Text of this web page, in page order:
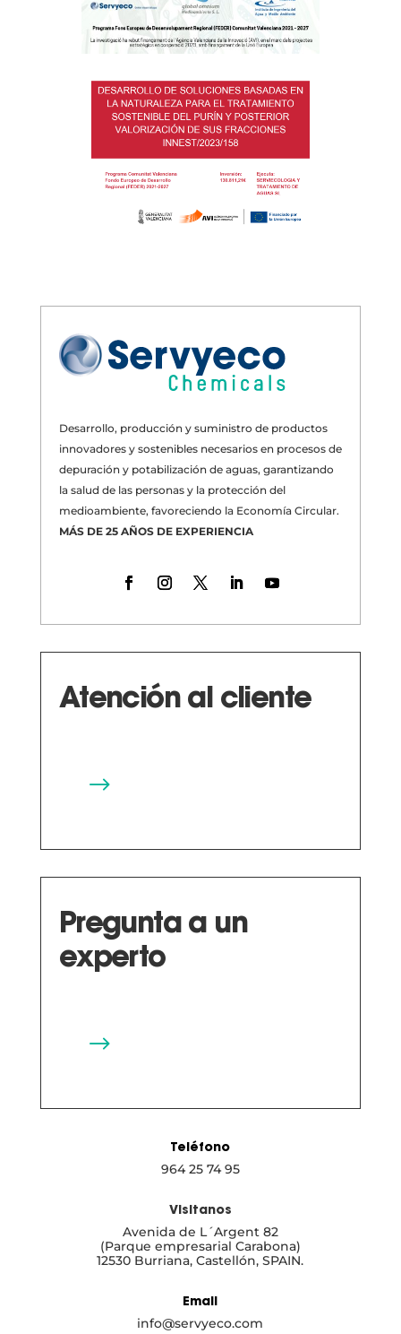
Desarrollo, producción y suministro de productos
innovadores y sostenibles necesarios en procesos de
depuración y potabilización de aguas, garantizando
la salud de las personas y la protección del
medioambiente, favoreciendo la Economía Circular.
MÁS DE 25 AÑOS DE EXPERIENCIA
Atención al cliente
$
Pregunta a un
experto
$
Teléfono
964 25 74 95
Visitanos
Avenida de L´Argent 82
(Parque empresarial Carabona)
12530 Burriana, Castellón, SPAIN.
Email
info@servyeco.com